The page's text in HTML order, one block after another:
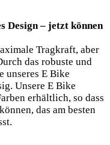
Design – jetzt können
Tragkraft, aber
das robuste und
unseres E Bike
Unsere E Bike
erhältlich, so dass
das am besten